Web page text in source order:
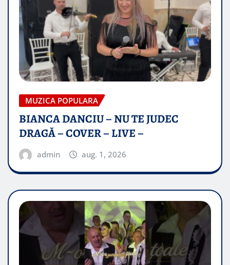
MUZICA POPULARA
BIANCA DANCIU – NU TE JUDEC
DRAGĂ – COVER – LIVE –
admin aug. 1, 2026